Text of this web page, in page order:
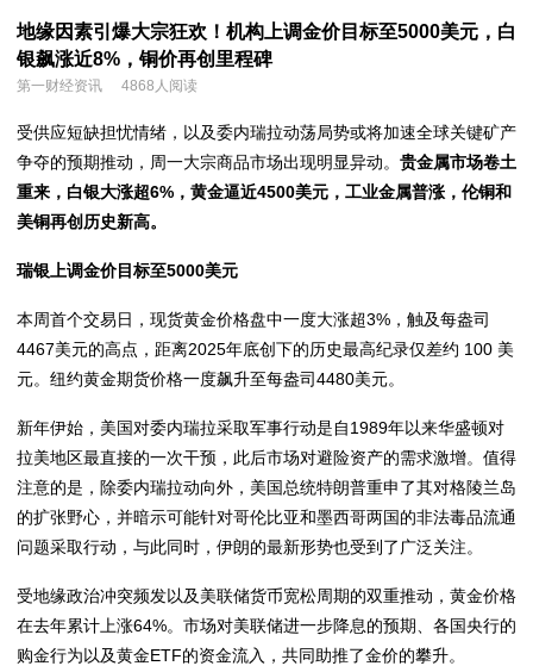
地缘因素引爆大宗狂欢！机构上调金价目标至5000美元，白
银飙涨近8%，铜价再创里程碑
第一财经资讯 4868人阅读
受供应短缺担忧情绪，以及委内瑞拉动荡局势或将加速全球关键矿产
争夺的预期推动，周一大宗商品市场出现明显异动。 贵金属市场卷土
重来，白银大涨超6%，黄金逼近4500美元，工业金属普涨，伦铜和
美铜再创历史新高。
瑞银上调金价目标至5000美元
本周首个交易日，现货黄金价格盘中一度大涨超3%，触及每盎司
4467美元的高点，距离2025年底创下的历史最高纪录仅差约 100 美
元。纽约黄金期货价格一度飙升至每盎司4480美元。
新年伊始，美国对委内瑞拉采取军事行动是自1989年以来华盛顿对
拉美地区最直接的一次干预，此后市场对避险资产的需求激增。值得
注意的是，除委内瑞拉动向外，美国总统特朗普重申了其对格陵兰岛
的扩张野心，并暗示可能针对哥伦比亚和墨西哥两国的非法毒品流通
问题采取行动，与此同时，伊朗的最新形势也受到了广泛关注。
受地缘政治冲突频发以及美联储货币宽松周期的双重推动，黄金价格
在去年累计上涨64%。市场对美联储进一步降息的预期、各国央行的
购金行为以及黄金ETF的资金流入，共同助推了金价的攀升。